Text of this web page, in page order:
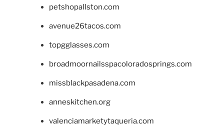
petshopallston.com
avenue26tacos.com
topgglasses.com
broadmoornailsspacoloradosprings.com
missblackpasadena.com
anneskitchen.org
valenciamarketytaqueria.com